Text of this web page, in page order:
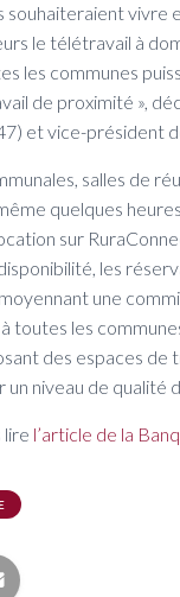
souhaiteraient vivre
le télétravail à
les communes
de proximité »,
et vice-président
salles de
quelques
sur
les
une
toutes les
des espaces de
un niveau de qualité
lire l’article de la